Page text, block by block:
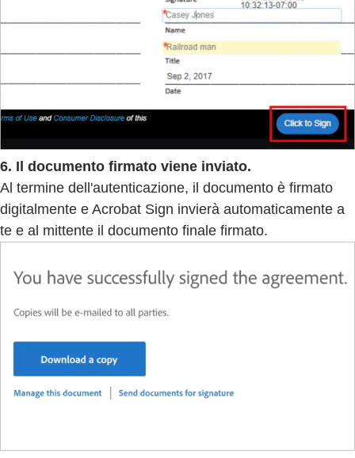
6. Il documento firmato viene inviato.
Al termine dell'autenticazione, il documento è firmato
digitalmente e Acrobat Sign invierà automaticamente a
te e al mittente il documento finale firmato.